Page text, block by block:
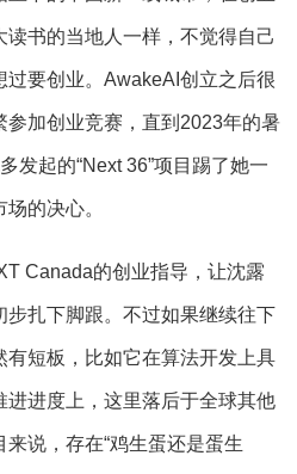
书的当地人一样，不觉得自己
要创业。AwakeAI创立之后很
加创业竞赛，直到2023年的暑
发起的“Next 36”项目踢了她一
的决心。
Canada的创业指导，让沈露
步扎下脚跟。不过如果继续往下
有短板，比如它在算法开发上具
进度上，这里落后于全球其他
说，存在“鸡生蛋还是蛋生